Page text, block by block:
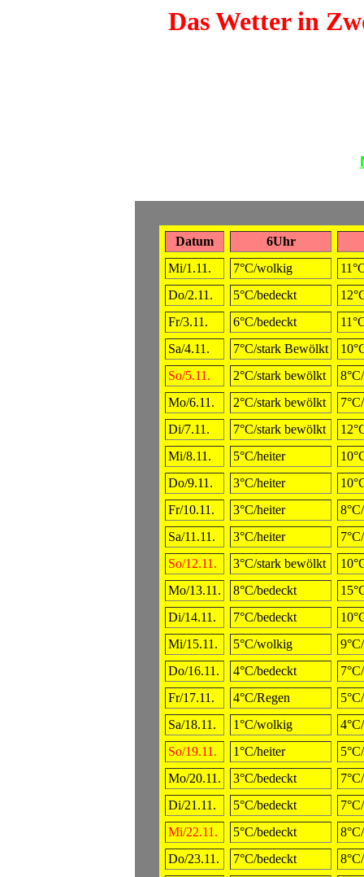
Das Wetter in
Datum
6Uhr
Mi/1.11.
7°C/wolkig
Do/2.11.
5°C/bedeckt
Fr/3.11.
6°C/bedeckt
Sa/4.11.
7°C/stark Bewölkt
So/5.11.
2°C/stark bewölkt
Mo/6.11.
2°C/stark bewölkt
Di/7.11.
7°C/stark bewölkt
Mi/8.11.
5°C/heiter
Do/9.11.
3°C/heiter
Fr/10.11.
3°C/heiter
Sa/11.11.
3°C/heiter
So/12.11.
3°C/stark bewölkt
Mo/13.11.
8°C/bedeckt
Di/14.11.
7°C/bedeckt
Mi/15.11.
5°C/wolkig
Do/16.11.
4°C/bedeckt
Fr/17.11.
4°C/Regen
Sa/18.11.
1°C/wolkig
So/19.11.
1°C/heiter
Mo/20.11.
3°C/bedeckt
Di/21.11.
5°C/bedeckt
Mi/22.11.
5°C/bedeckt
Do/23.11.
7°C/bedeckt